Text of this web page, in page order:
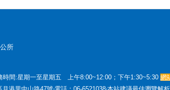
所
時間:星期一至星期五 上午8:00~12:00；下午1:30~5:30 網